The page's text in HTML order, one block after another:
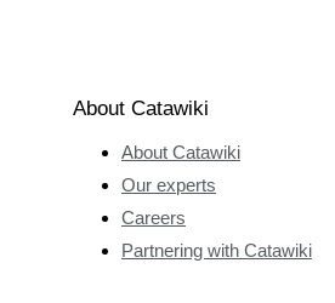
About Catawiki
About Catawiki
Our experts
Careers
Partnering with Catawiki